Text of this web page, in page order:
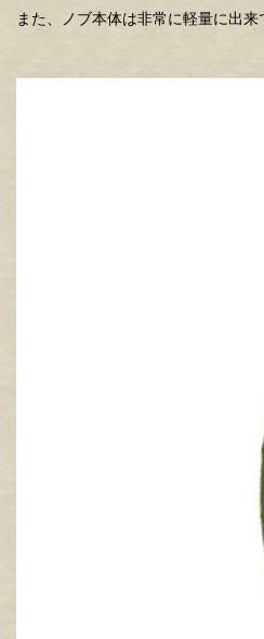
また、ノブ本体は非常に軽量に出